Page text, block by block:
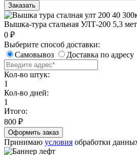
Вышка-тура стальная УЛТ-200 5,3
0 ₽
Выберите способ доставки:
Самовывоз
Доставка по адресу
Кол-во штук:
1
Кол-во дней:
1
Итого:
800 ₽
Принимаю условия обработки